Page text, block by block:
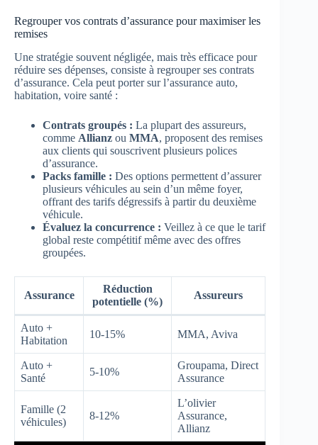
Regrouper vos contrats d’assurance pour maximiser les
remises
Une stratégie souvent négligée, mais très efficace pour
réduire ses dépenses, consiste à regrouper ses contrats
d’assurance. Cela peut porter sur l’assurance auto,
habitation, voire santé :
Contrats groupés : La plupart des assureurs,
comme Allianz ou MMA, proposent des remises
aux clients qui souscrivent plusieurs polices
d’assurance.
Packs famille : Des options permettent d’assurer
plusieurs véhicules au sein d’un même foyer,
offrant des tarifs dégressifs à partir du deuxième
véhicule.
Évaluez la concurrence : Veillez à ce que le tarif
global reste compétitif même avec des offres
groupées.
Assurance
Réduction
potentielle (%)
Assureurs
Auto +
Habitation
10-15% MMA, Aviva
Auto +
Santé
5-10%
Groupama, Direct
Assurance
Famille (2
véhicules)
8-12%
L’olivier
Assurance,
Allianz